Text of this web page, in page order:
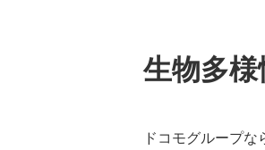
生物多
ドコモグループ